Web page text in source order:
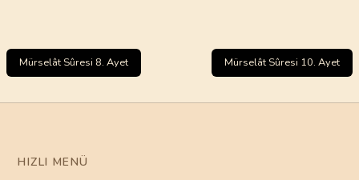
Mürselât Sûresi 8. Ayet Mürselât Sûresi 10. Ayet
HIZLI MENÜ